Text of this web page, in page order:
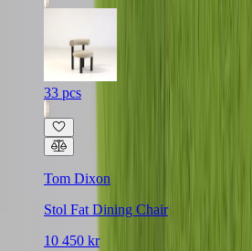
33 pcs
Tom Dixon
Stol Fat Dining Chair
10 450 kr